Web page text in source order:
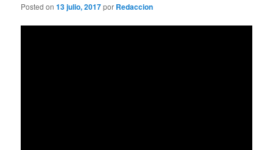
Posted on13 julio, 2017por Redaccion